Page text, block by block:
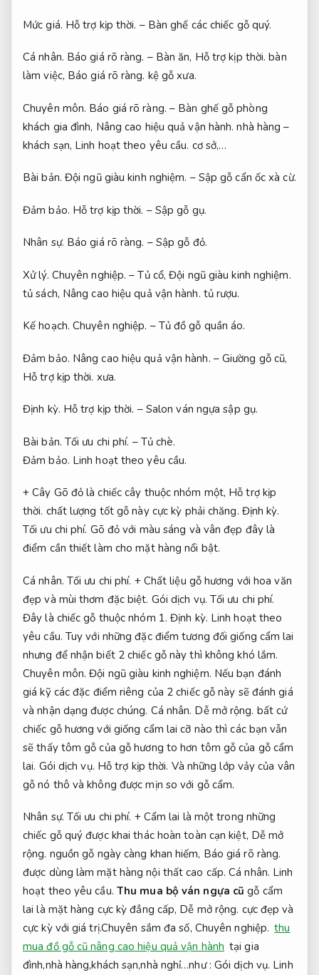
Mức giá. Hỗ trợ kịp thời. – Bàn ghế các chiếc gỗ quý.
Cá nhân. Báo giá rõ ràng. – Bàn ăn, Hỗ trợ kịp thời. bàn
làm việc, Báo giá rõ ràng. kệ gỗ xưa.
Chuyên môn. Báo giá rõ ràng. – Bàn ghế gỗ phòng
khách gia đình, Nâng cao hiệu quả vận hành. nhà hàng –
khách sạn, Linh hoạt theo yêu cầu. cơ sở,…
Bài bản. Đội ngũ giàu kinh nghiệm. – Sập gỗ cẩn ốc xà cừ.
Đảm bảo. Hỗ trợ kịp thời. – Sập gỗ gụ.
Nhân sự. Báo giá rõ ràng. – Sập gỗ đỏ.
Xử lý. Chuyên nghiệp. – Tủ cổ,Đội ngũ giàu kinh nghiệm.
tủ sách, Nâng cao hiệu quả vận hành. tủ rượu.
Kế hoạch. Chuyên nghiệp. – Tủ đồ gỗ quần áo.
Đảm bảo. Nâng cao hiệu quả vận hành. – Giường gỗ cũ,
Hỗ trợ kịp thời. xưa.
Định kỳ. Hỗ trợ kịp thời. – Salon ván ngựa sập gụ.
Bài bản. Tối ưu chi phí. – Tủ chè.
Đảm bảo. Linh hoạt theo yêu cầu.
+ Cây Gõ đỏ là chiếc cây thuộc nhóm một, Hỗ trợ kịp
thời. chất lượng tốt gỗ này cực kỳ phải chăng. Định kỳ.
Tối ưu chi phí. Gõ đỏ với màu sáng và vân đẹp đây là
điểm cần thiết làm cho mặt hàng nổi bật.
Cá nhân. Tối ưu chi phí. + Chất liệu gỗ hương với hoa văn
đẹp và mùi thơm đặc biệt. Gói dịch vụ. Tối ưu chi phí.
Đây là chiếc gỗ thuộc nhóm 1. Định kỳ. Linh hoạt theo
yêu cầu. Tuy với những đặc điểm tương đối giống cẩm lai
nhưng để nhận biết 2 chiếc gỗ này thì không khó lắm.
Chuyên môn. Đội ngũ giàu kinh nghiệm. Nếu bạn đánh
giá kỹ các đặc điểm riêng của 2 chiếc gỗ này sẽ đánh giá
và nhận dạng được chúng. Cá nhân. Dễ mở rộng. bất cứ
chiếc gỗ hương với giống cẩm lai cỡ nào thì các bạn vẫn
sẽ thấy tôm gỗ của gỗ hương to hơn tôm gỗ của gỗ cẩm
lai. Gói dịch vụ. Hỗ trợ kịp thời. Và những lớp vảy của vân
gỗ nó thô và không được mịn so với gỗ cẩm.
Nhân sự. Tối ưu chi phí. + Cẩm lai là một trong những
chiếc gỗ quý được khai thác hoàn toàn cạn kiệt, Dễ mở
rộng. nguồn gỗ ngày càng khan hiếm, Báo giá rõ ràng.
được dùng làm mặt hàng nội thất cao cấp.Cá nhân. Linh
hoạt theo yêu cầu. Thu mua bộ ván ngựa cũ gỗ cẩm
lai là mặt hàng cực kỳ đẳng cấp, Dễ mở rộng. cực đẹp và
cực kỳ với giá trị.Chuyên sắm đa số, Chuyên nghiệp. thu
mua đồ gỗ cũ nâng cao hiệu quả vận hành tại gia
đình,nhà hàng,khách sạn,nhà nghỉ…như : Gói dịch vụ. Linh